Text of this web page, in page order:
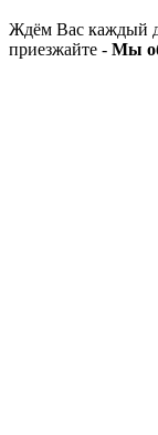
Ждём Вас каждый
приезжайте - Мы